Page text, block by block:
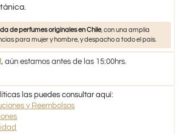
de perfumes originales en Chile, con una amplia
para mujer y hombre, y despacho a todo el país.
, aún estamos antes de las 15:00hrs.
las puedes consultar aquí:
y Reembolsos